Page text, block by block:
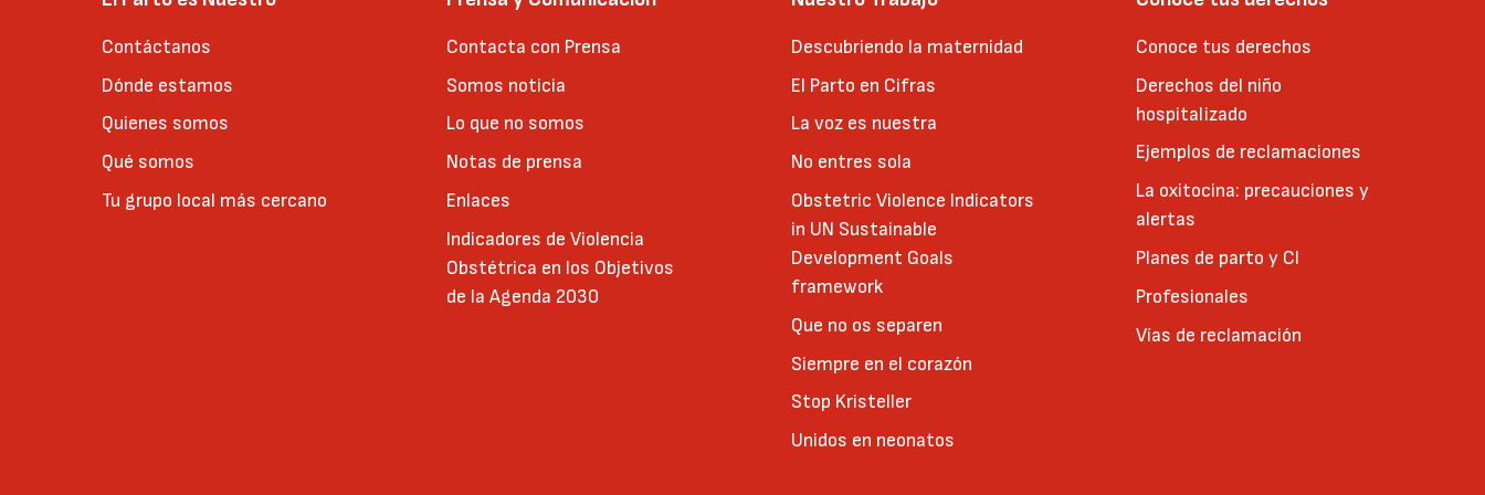
Contáctanos
Dónde estamos
Quienes somos
Qué somos
Tu grupo local más cercano
Contacta con Prensa
Somos noticia
Lo que no somos
Notas de prensa
Enlaces
Indicadores de Violencia
Obstétrica en los Objetivos
de la Agenda 2030
Descubriendo la maternidad
El Parto en Cifras
La voz es nuestra
No entres sola
Obstetric Violence Indicators
in UN Sustainable
Development Goals
framework
Que no os separen
Siempre en el corazón
Stop Kristeller
Unidos en neonatos
Conoce tus derechos
Derechos del niño
hospitalizado
Ejemplos de reclamaciones
La oxitocina: precauciones y
alertas
Planes de parto y CI
Profesionales
Vías de reclamación